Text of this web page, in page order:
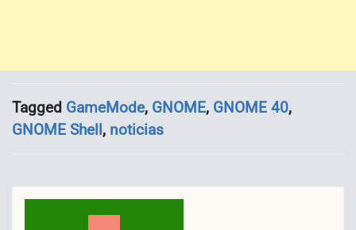
Tagged GameMode, GNOME, GNOME 40,
GNOME Shell, noticias